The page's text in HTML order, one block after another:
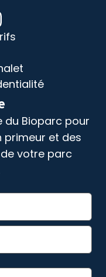
du Bioparc pour
primeur et des
votre parc